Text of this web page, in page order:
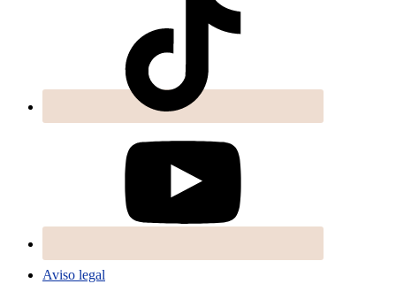
Aviso legal